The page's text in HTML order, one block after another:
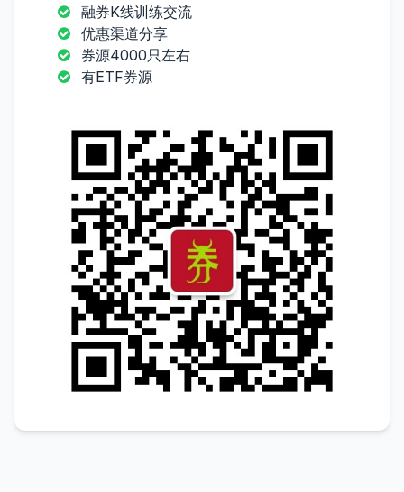
融券K线训练交流
优惠渠道分享
券源4000只左右
有ETF券源